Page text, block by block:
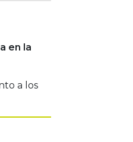
en la
a los